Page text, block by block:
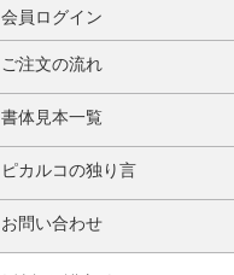
会員ログイン
ご注文の流れ
書体見本一覧
ピカルコの独り言
お問い合わせ